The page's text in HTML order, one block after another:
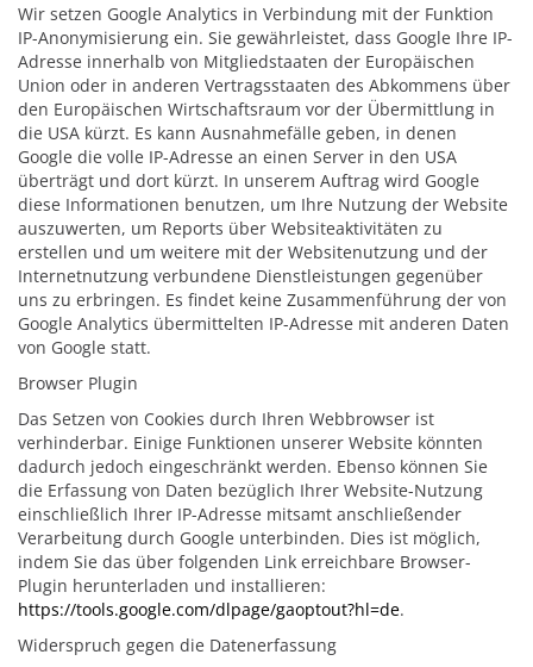
Wir setzen Google Analytics in Verbindung mit der Funktion
IP-Anonymisierung ein. Sie gewährleistet, dass Google Ihre IP-
Adresse innerhalb von Mitgliedstaaten der Europäischen
Union oder in anderen Vertragsstaaten des Abkommens über
den Europäischen Wirtschaftsraum vor der Übermittlung in
die USA kürzt. Es kann Ausnahmefälle geben, in denen
Google die volle IP-Adresse an einen Server in den USA
überträgt und dort kürzt. In unserem Auftrag wird Google
diese Informationen benutzen, um Ihre Nutzung der Website
auszuwerten, um Reports über Websiteaktivitäten zu
erstellen und um weitere mit der Websitenutzung und der
Internetnutzung verbundene Dienstleistungen gegenüber
uns zu erbringen. Es findet keine Zusammenführung der von
Google Analytics übermittelten IP-Adresse mit anderen Daten
von Google statt.
Browser Plugin
Das Setzen von Cookies durch Ihren Webbrowser ist
verhinderbar. Einige Funktionen unserer Website könnten
dadurch jedoch eingeschränkt werden. Ebenso können Sie
die Erfassung von Daten bezüglich Ihrer Website-Nutzung
einschließlich Ihrer IP-Adresse mitsamt anschließender
Verarbeitung durch Google unterbinden. Dies ist möglich,
indem Sie das über folgenden Link erreichbare Browser-
Plugin herunterladen und installieren:
https://tools.google.com/dlpage/gaoptout?hl=de.
Widerspruch gegen die Datenerfassung